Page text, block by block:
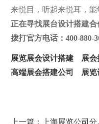
来悦目，听起来悦耳，
正在寻找展台设计搭建
拨打官方电话：400-880-
展览展会设计搭建
展
高端展会搭建公司
展览
上一篇